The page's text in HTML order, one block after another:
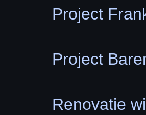
Project
Project
Renovatie